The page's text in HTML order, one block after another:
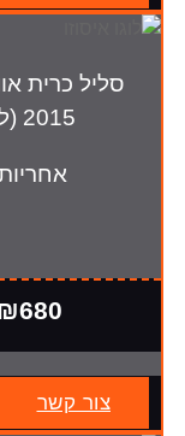
סליל כרית
2015 (ללא התקנה)
₪680 +
צור קשר